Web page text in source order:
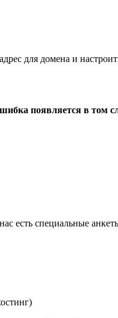
для домена и
появляется в том
есть специальные